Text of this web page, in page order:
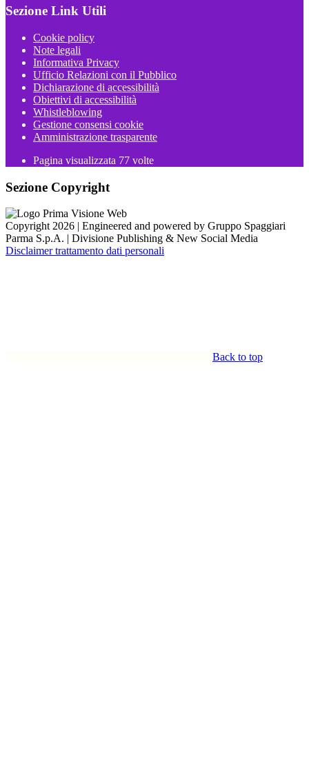
Sezione Link Utili
Cookie policy
Note legali
Informativa Privacy
Ufficio Relazioni con il Pubblico
Dichiarazione di accessibilità
Obiettivi di accessibilità
Whistleblowing
Gestione consensi cookie
Amministrazione trasparente
Pagina visualizzata 77 volte
Sezione Copyright
Copyright 2026 | Engineered and powered by Gruppo Spaggiari
Parma S.p.A. | Divisione Publishing & New Social Media
Disclaimer trattamento dati personali
Back to top